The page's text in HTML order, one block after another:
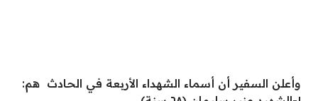
وأعلن السفير أن أسماء الشهداء الأربعة في الحادث هم: